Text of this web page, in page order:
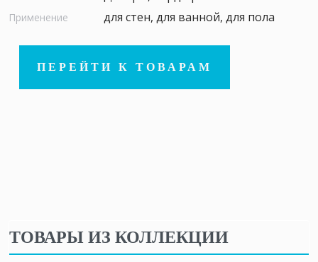
Применение для стен, для ванной, для пола
ПЕРЕЙТИ К ТОВАРАМ
ТОВАРЫ ИЗ КОЛЛЕКЦИИ